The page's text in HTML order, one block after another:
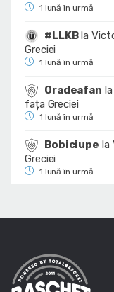
1 lună în urmă
#LLKBla
Greciei
1 lună în urmă
Oradeafan la
fața Greciei
1 lună în urmă
Bobiciupe la
Greciei
1 lună în urmă